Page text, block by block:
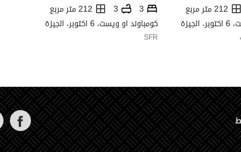
212 متر مربع
3
3
212 متر مربع
كومباوند او ويست، 6 اكتوبر، الجيزة
SFR